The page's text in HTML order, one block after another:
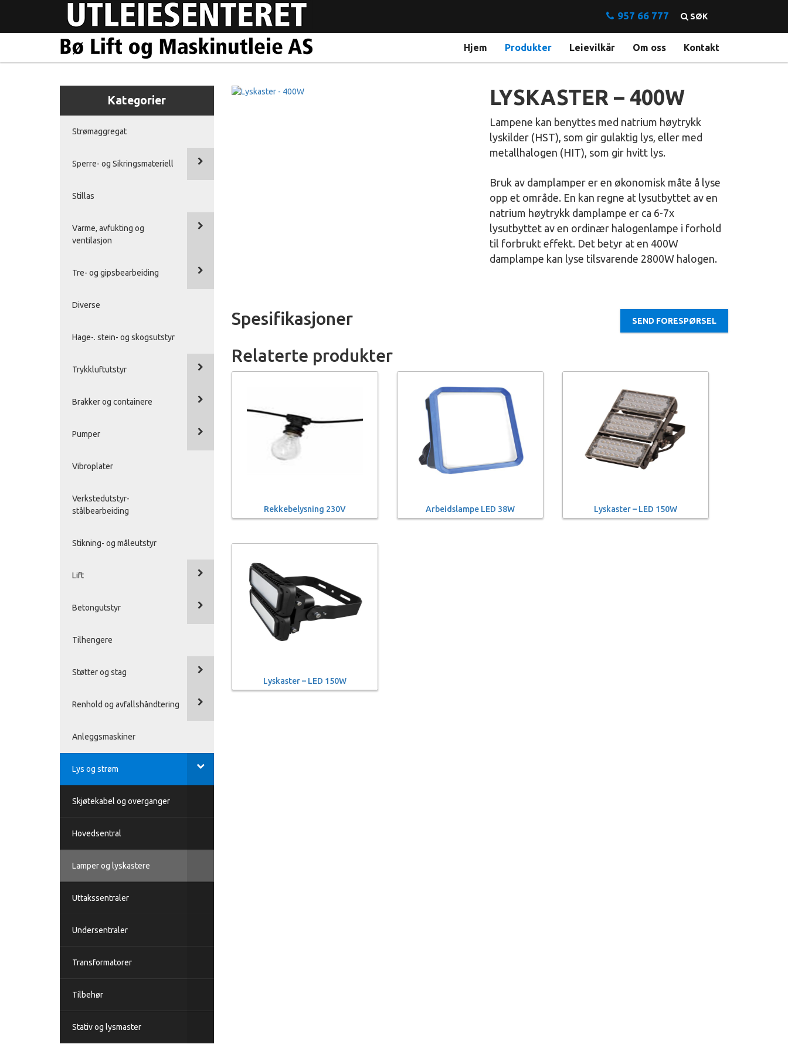
SØK
957 66 777
Hjem Produkter Leievilkår Om oss Kontakt
LYSKASTER – 400W
Lampene kan benyttes med natrium høytrykk
lyskilder (HST), som gir gulaktig lys, eller med
metallhalogen (HIT), som gir hvitt lys.
Bruk av damplamper er en økonomisk måte å lyse
opp et område. En kan regne at lysutbyttet av en
natrium høytrykk damplampe er ca 6-7x
lysutbyttet av en ordinær halogenlampe i forhold
til forbrukt effekt. Det betyr at en 400W
damplampe kan lyse tilsvarende 2800W halogen.
Spesifikasjoner SEND FORESPØRSEL
Relaterte produkter
Rekkebelysning 230V Arbeidslampe LED 38W Lyskaster – LED 150W
Lyskaster – LED 150W
Kategorier
Strømaggregat
Sperre- og Sikringsmateriell
Stillas
Varme, avfukting og
ventilasjon
Tre- og gipsbearbeiding
Diverse
Hage-. stein- og skogsutstyr
Trykkluftutstyr
Brakker og containere
Pumper
Vibroplater
Verkstedutstyr-
stålbearbeiding
Stikning- og måleutstyr
Lift
Betongutstyr
Tilhengere
Støtter og stag
Renhold og avfallshåndtering
Anleggsmaskiner
Lys og strøm
Skjøtekabel og overganger
Hovedsentral
Lamper og lyskastere
Uttakssentraler
Undersentraler
Transformatorer
Tilbehør
Stativ og lysmaster